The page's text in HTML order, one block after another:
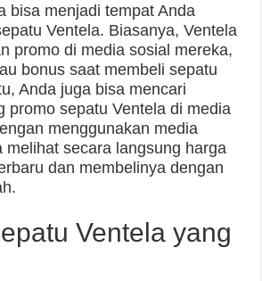
bisa menjadi tempat Anda
Ventela. Biasanya, Ventela
promo di media sosial mereka,
bonus saat membeli sepatu
Anda juga bisa mencari
promo sepatu Ventela di media
menggunakan media
melihat secara langsung harga
dan membelinya dengan
Ventela yang